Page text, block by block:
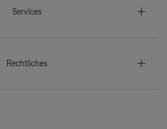
Services
Rechtliches